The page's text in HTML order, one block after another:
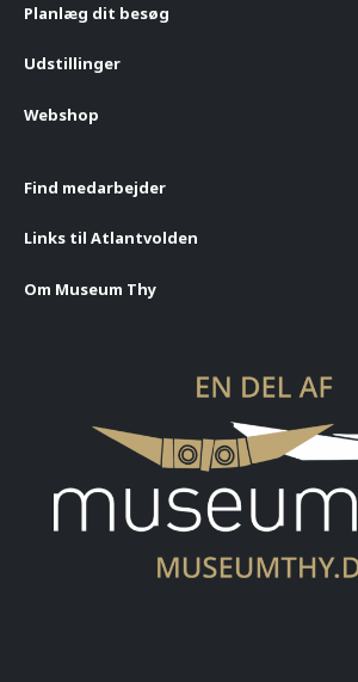
Planlæg dit besøg
Udstillinger
Webshop
Find medarbejder
Links til Atlantvolden
Om Museum Thy